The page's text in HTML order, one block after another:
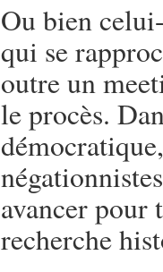
Ou bien
qui se
outre un
le procès.
avancer pour
recherche